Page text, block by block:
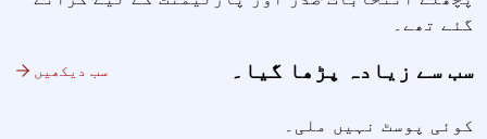
گئے تھے۔
سب سے زیادہ پڑھا گیا۔ سب دیکھیں
کوئی پوسٹ نہیں ملی۔